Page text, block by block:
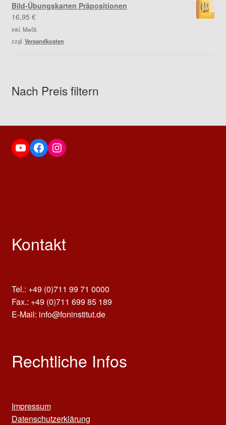
Bild-Übungskarten Präpositionen
16,95 €
inkl. MwSt.
zzgl. Versandkosten
Nach Preis filtern
YouTube Facebook Instagram
Kontakt
Tel.: +49 (0)711 99 71 0000
Fax.: +49 (0)711 699 85 189
E-Mail: info@foninstitut.de
Rechtliche Infos
Impressum
Datenschutzerklärung